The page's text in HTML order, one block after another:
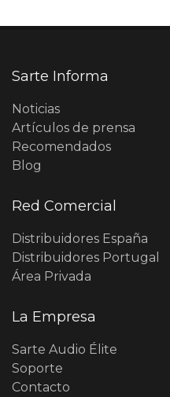
Sarte Informa
Noticias
Artículos de prensa
Recomendados
Blog
Red Comercial
Distribuidores España
Distribuidores Portugal
Área Privada
La Empresa
Sarte Audio Élite
Soporte
Contacto